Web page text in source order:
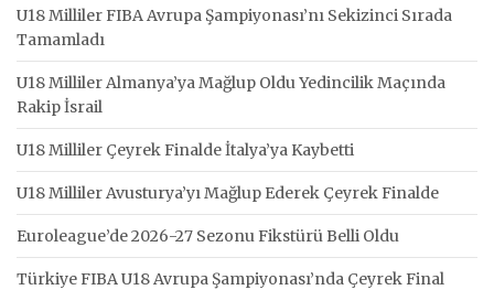
U18 Milliler FIBA Avrupa Şampiyonası’nı Sekizinci Sırada
Tamamladı
U18 Milliler Almanya’ya Mağlup Oldu Yedincilik Maçında
Rakip İsrail
U18 Milliler Çeyrek Finalde İtalya’ya Kaybetti
U18 Milliler Avusturya’yı Mağlup Ederek Çeyrek Finalde
Euroleague’de 2026-27 Sezonu Fikstürü Belli Oldu
Türkiye FIBA U18 Avrupa Şampiyonası’nda Çeyrek Final